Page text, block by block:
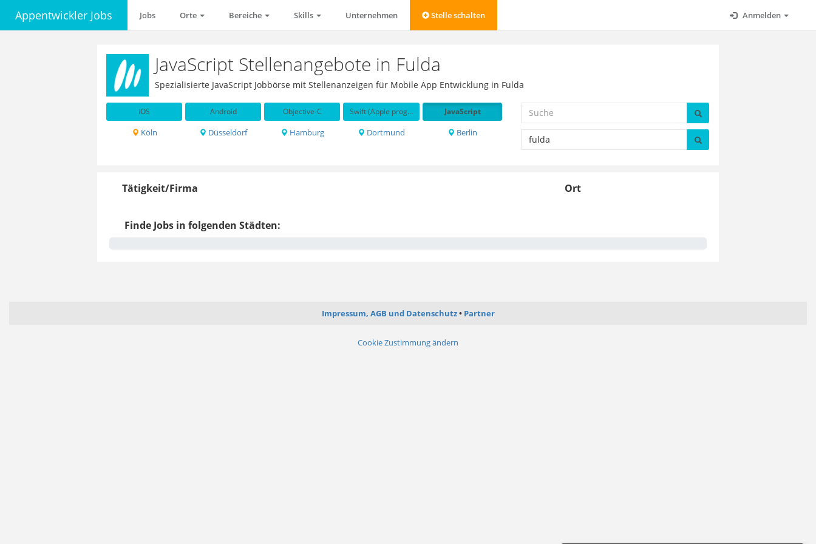
Appentwickler Jobs Jobs Orte Bereiche Skills Unternehmen Stelle schalten Anmelden
JavaScript Stellenangebote in Fulda
Spezialisierte JavaScript Jobbörse mit Stellenanzeigen für Mobile App Entwicklung in Fulda
iOS Android Objective-C Swift (Apple programming language) JavaScript
Köln Düsseldorf Hamburg Dortmund Berlin
Tätigkeit/Firma Ort
Finde Jobs in folgenden Städten:
Impressum, AGB und Datenschutz Partner
Cookie Zustimmung ändern